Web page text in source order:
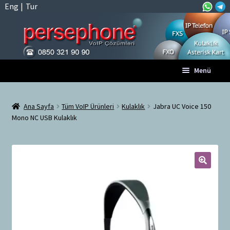
Eng | Tur
Menü
Tüm VoIP Ürünleri
t
m
e
Hesabım
Ana Sayfa Tüm VoIP Ürünleri Kulaklık
Jabra UC Voice 150
Mono NC USB Kulaklık